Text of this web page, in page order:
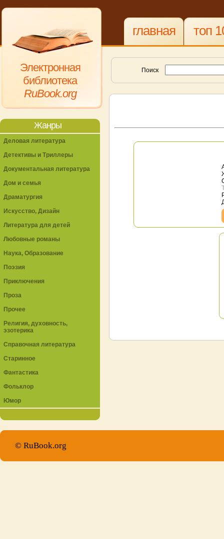
Электронная
библиотека
RuBook.org
главная топ
Поиск
Жанры
Деловая литература
Детективы и Триллеры
Документальная литература
Дом и семья
Драматургия
Искусство, Дизайн
Литература для детей
Любовные романы
Наука, Образование
Поэзия
Приключения
Проза
Прочее
Религия, духовность,
эзотерика
Справочная литература
Старинное
Фантастика
Фольклор
Юмор
© RuBook.org